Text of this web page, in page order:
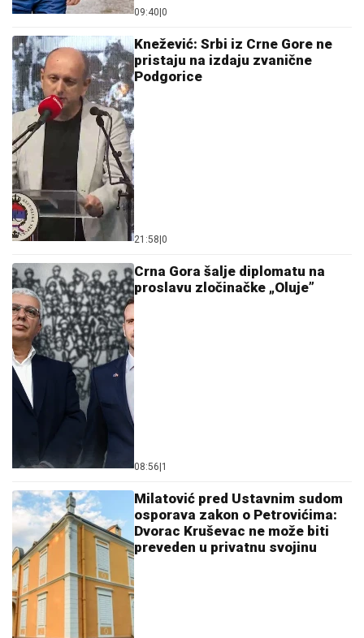
09:40 0
Knežević: Srbi iz Crne Gore ne
pristaju na izdaju zvanične
Podgorice
21:58 0
Crna Gora šalje diplomatu na
proslavu zločinačke „Oluje”
08:56 1
Milatović pred Ustavnim sudom
osporava zakon o Petrovićima:
Dvorac Kruševac ne može biti
preveden u privatnu svojinu